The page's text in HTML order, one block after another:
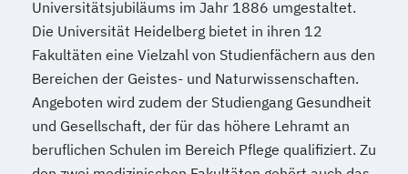
Universitätsjubiläums im Jahr 1886 umgestaltet.
Die Universität Heidelberg bietet in ihren 12
Fakultäten eine Vielzahl von Studienfächern aus den
Bereichen der Geistes- und Naturwissenschaften.
Angeboten wird zudem der Studiengang Gesundheit
und Gesellschaft, der für das höhere Lehramt an
beruflichen Schulen im Bereich Pflege qualifiziert. Zu